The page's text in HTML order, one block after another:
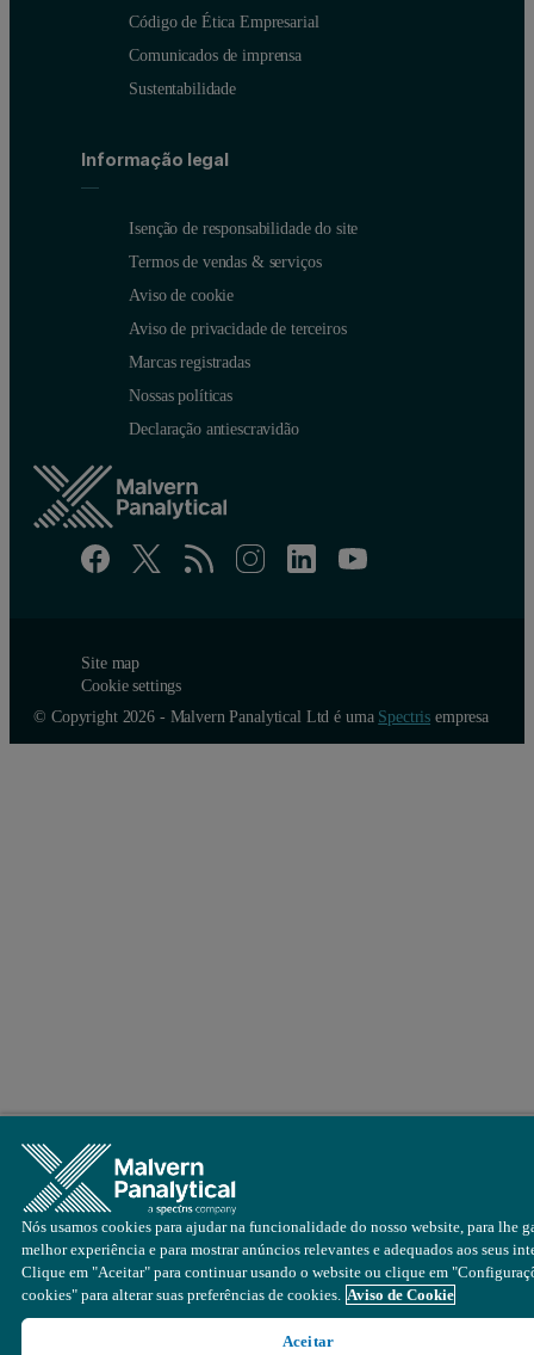
Código de Ética Empresarial
Comunicados de imprensa
Sustentabilidade
Informação legal
Isenção de responsabilidade do site
Termos de vendas & serviços
Aviso de cookie
Aviso de privacidade de terceiros
Marcas registradas
Nossas políticas
Declaração antiescravidão
Site map
Cookie settings
© Copyright 2026 - Malvern Panalytical Ltd é uma Spectris empresa
Nós usamos cookies para ajudar na funcionalidade do nosso website, para lhe
melhor experiência e para mostrar anúncios relevantes e adequados aos seus
Clique em "Aceitar" para continuar usando o website ou clique em
cookies" para alterar suas preferências de cookies. Aviso de Cookie
Aceitar